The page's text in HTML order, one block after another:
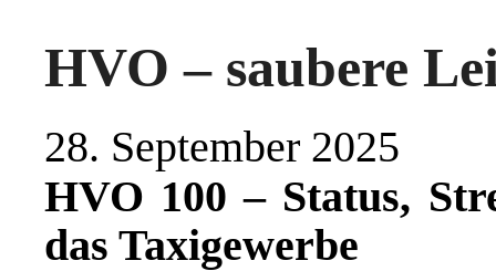
HVO – saubere
28. September 2025
HVO 100 – Status,
das Taxigewerbe